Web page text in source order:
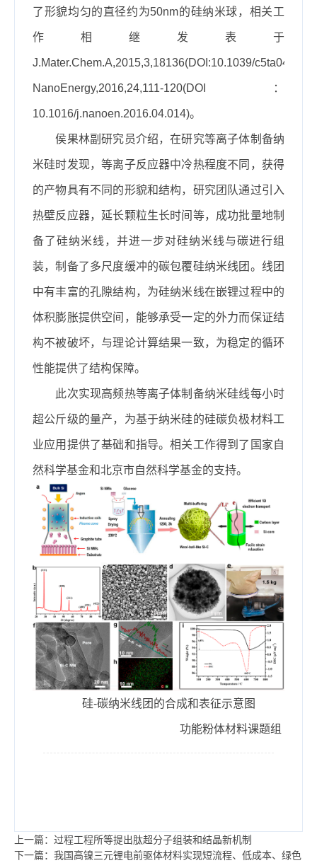
了形貌均匀的直径约为50nm的硅纳米球，相关工
作相继发表于
J.Mater.Chem.A,2015,3,18136(DOI:10.1039/
NanoEnergy,2016,24,111-120(DOI：
10.1016/j.nanoen.2016.04.014)。
侯果林副研究员介绍，在研究等离子体制备纳
米硅时发现，等离子反应器中冷热程度不同，获得
的产物具有不同的形貌和结构，研究团队通过引入
热壁反应器，延长颗粒生长时间等，成功批量地制
备了硅纳米线，并进一步对硅纳米线与碳进行组
装，制备了多尺度缓冲的碳包覆硅纳米线团。线团
中有丰富的孔隙结构，为硅纳米线在嵌锂过程中的
体积膨胀提供空间，能够承受一定的外力而保证结
构不被破坏，与理论计算结果一致，为稳定的循环
性能提供了结构保障。
此次实现高频热等离子体制备纳米硅线每小时
超公斤级的量产，为基于纳米硅的硅碳负极材料工
业应用提供了基础和指导。相关工作得到了国家自
然科学基金和北京市自然科学基金的支持。
硅-碳纳米线团的合成和表征示意图
功能粉体材料课题组
上一篇：过程工程所等提出肽超分子组装和结晶新机制
下一篇：我国高镍三元锂电前驱体材料实现短流程、低成本、绿色